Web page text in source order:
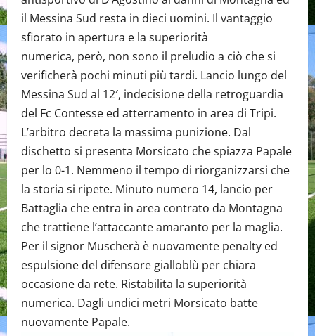
il Messina Sud resta in dieci uomini. Il vantaggio
sfiorato in apertura e la superiorità
numerica, però, non sono il preludio a ciò che si
verificherà pochi minuti più tardi. Lancio lungo del
Messina Sud al 12′, indecisione della retroguardia
del Fc Contesse ed atterramento in area di Tripi.
L’arbitro decreta la massima punizione. Dal
dischetto si presenta Morsicato che spiazza Papale
per lo 0-1. Nemmeno il tempo di riorganizzarsi che
la storia si ripete. Minuto numero 14, lancio per
Battaglia che entra in area contrato da Montagna
che trattiene l’attaccante amaranto per la maglia.
Per il signor Muscherà è nuovamente penalty ed
espulsione del difensore gialloblù per chiara
occasione da rete. Ristabilita la superiorità
numerica. Dagli undici metri Morsicato batte
nuovamente Papale.